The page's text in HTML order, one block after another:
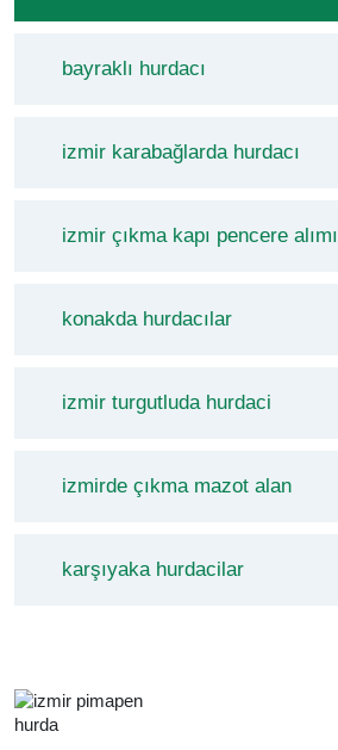
bayraklı hurdacı
izmir karabağlarda hurdacı
izmir çıkma kapı pencere alımı
konakda hurdacılar
izmir turgutluda hurdaci
izmirde çıkma mazot alan
karşıyaka hurdacilar